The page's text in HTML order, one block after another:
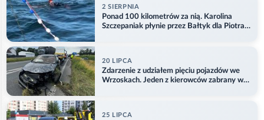
2 SIERPNIA
Ponad 100 kilometrów za nią. Karolina
Szczepaniak płynie przez Bałtyk dla Piotra.
20 LIPCA
Zdarzenie z udziałem pięciu pojazdów we
Wrzoskach. Jeden z kierowców zabrany w
25 LIPCA